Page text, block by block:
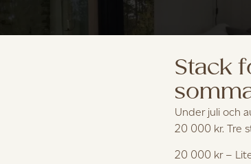
Stack
Under juli och
20 000 kr. Tre
20 000 kr –